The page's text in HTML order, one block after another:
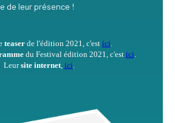
de leur présence !
teaserde l'édition 2021, c'est ici
du Festival édition 2021, c'est ici
Leursite internet, ici